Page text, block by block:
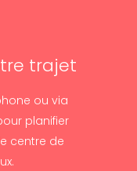
trajet
ou via
planifier
centre de